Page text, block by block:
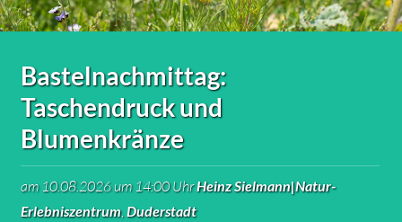
Bastelnachmittag:
Taschendruck und
Blumenkränze
am 10.08.2026 um 14:00 UhrHeinz Sielmann|Natur-
Erlebniszentrum, Duderstadt